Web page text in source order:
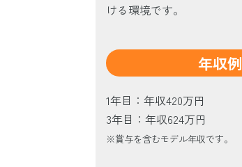
ける環境です。
年収例
1年目：年収420万円
3年目：年収624万円
※賞与を含むモデル年収です。